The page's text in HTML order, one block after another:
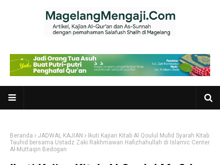
Beranda JADWAL KAJIAN
Ikuti Kajian Kitab Al Qoulul Mufid Syarah Kitab
Tauhid bersama Ustadz Zaki Rakhmawan Hafizhahullah di Islamic Center
Al-Muttaqin Bedogan